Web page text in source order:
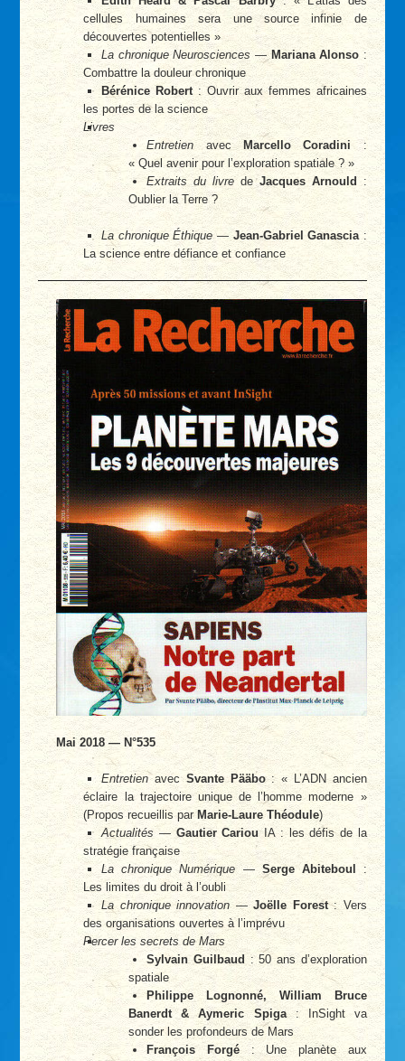
cellules humaines sera une source infinie de
découvertes potentielles »
La chronique Neurosciences—Mariana Alonso :
Combattre la douleur chronique
Bérénice Robert: Ouvrir aux femmes africaines
les portes de la science
Livres
Entretien avec Marcello Coradini :
« Quel avenir pour l’exploration spatiale ? »
Extraits du livredeJacques Arnould
:
Oublier la Terre ?
La chronique Éthique —Jean-Gabriel Ganascia :
La science entre défiance et confiance
Mai 2018 — N°535
EntretienavecSvante Pääbo: « L’ADN ancien
éclaire la trajectoire unique de l’homme moderne »
(Propos recueillis parMarie-Laure Théodule)
Actualités — Gautier CariouIA : les défis de la
stratégie française
La chronique Numérique—Serge Abiteboul :
Les limites du droit à l’oubli
La chronique innovation—Joëlle Forest: Vers
des organisations ouvertes à l’imprévu
Percer les secrets de Mars
Sylvain Guilbaud : 50 ans d’exploration
spatiale
Philippe Lognonné, William Bruce
Banerdt & Aymeric Spiga: InSight va
sonder les profondeurs de Mars
François Forgé: Une planète aux